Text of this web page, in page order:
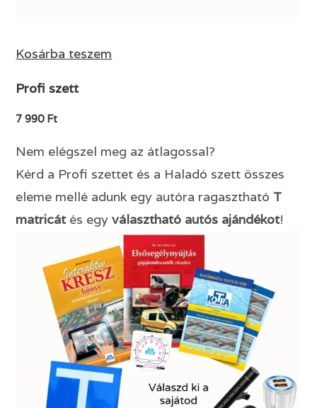
Kosárba teszem
Profi szett
7 990 Ft
Nem elégszel meg az átlagossal?
Kérd a Profi szettet és a Haladó szett összes
eleme mellé adunk egy autóra ragasztható T
matricátés egyválasztható autós ajándékot!